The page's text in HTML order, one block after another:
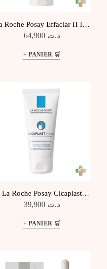
Roche Posay Effaclar H Iso
Biome Creme Lavante 200Ml
د.ت 64,900
La Roche Posay Cicaplast
Mains 50Ml
د.ت 39,900